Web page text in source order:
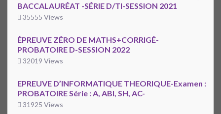
BACCALAURÉAT -SÉRIE D/TI-SESSION 2021
35555 Views
ÉPREUVE ZÉRO DE MATHS+CORRIGÉ-
PROBATOIRE D-SESSION 2022
32019 Views
EPREUVE D’INFORMATIQUE THEORIQUE-Examen :
PROBATOIRE Série : A, ABI, SH, AC-
31925 Views